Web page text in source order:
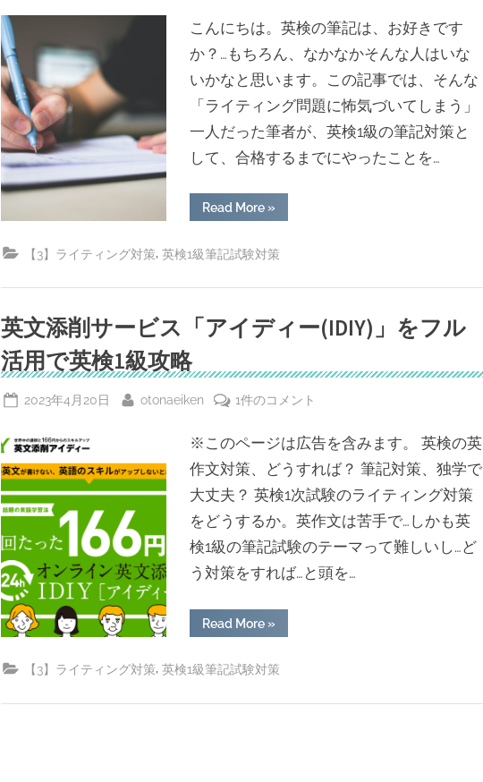
英
®︎
ニ
ー
ル
情
報
チ
ッ
ク！”
1
級
英
文
－
ラ
テ
ン
策
で
た
（ト
ピ
ッ
ク
対
へ
の
こんにちは。英検の筆記は、お好きです
か？…もちろん、なかなかそんな人はいな
いかなと思います。この記事では、そんな
「ライティング問題に怖気づいてしまう」
一人だった筆者が、英検1級の筆記対策と
して、合格するまでにやったことを…
Read More“英
検
英
イ
テ
グ
対
策
で
た
と
ピ
ク
対
策）”
»
【3】ライティング対策 英検1級筆記試験対策
英文添削サービス「アイディー(IDIY)」をフル
活用で英検1級攻略
Posted
2023年4月20日 By
otonaeiken
英
添
削
サ
ー
ビ
ス
「ア
デ
ー
1件のコメント
※このページは広告を含みます。 英検の英
作文対策、どうすれば？ 筆記対策、独学で
大丈夫？ 英検1次試験のライティング対策
をどうするか。英作文は苦手で…しかも英
検1級の筆記試験のテーマって難しいし…ど
う対策をすれば…と頭を…
Read More“英
文
削
サ
»
【3】ライティング対策 英検1級筆記試験対策